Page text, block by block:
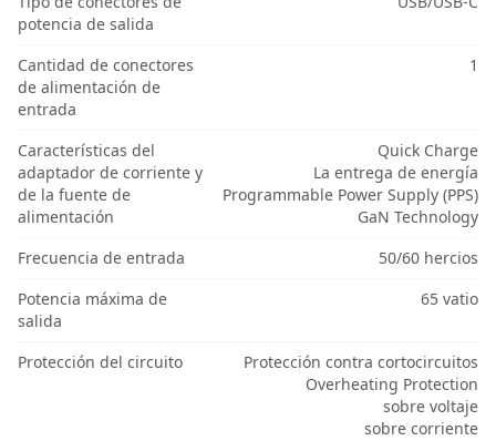
potencia de salida
Cantidad de conectores
de alimentación de
entrada
1
Características del
adaptador de corriente y
de la fuente de
alimentación
Quick Charge
La entrega de energía
Programmable Power Supply (PPS)
GaN Technology
Frecuencia de entrada
50/60 hercios
Potencia máxima de
salida
65 vatio
Protección del circuito
Protección contra cortocircuitos
Overheating Protection
sobre voltaje
sobre corriente